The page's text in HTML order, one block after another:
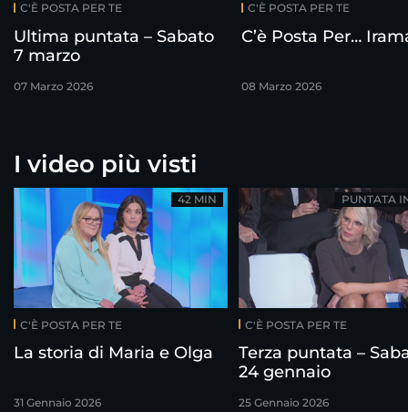
C'È POSTA PER TE
Ultima puntata – Sabato
7 marzo
07 Marzo 2026
C'È POSTA PER TE
C’è Posta Per…
08 Marzo 2026
I video più visti
C'È POSTA PER TE
La storia di Maria e Olga
31 Gennaio 2026
42 MIN
C'È POSTA PER TE
Terza puntata –
24 gennaio
25 Gennaio 2026
PUNTATA